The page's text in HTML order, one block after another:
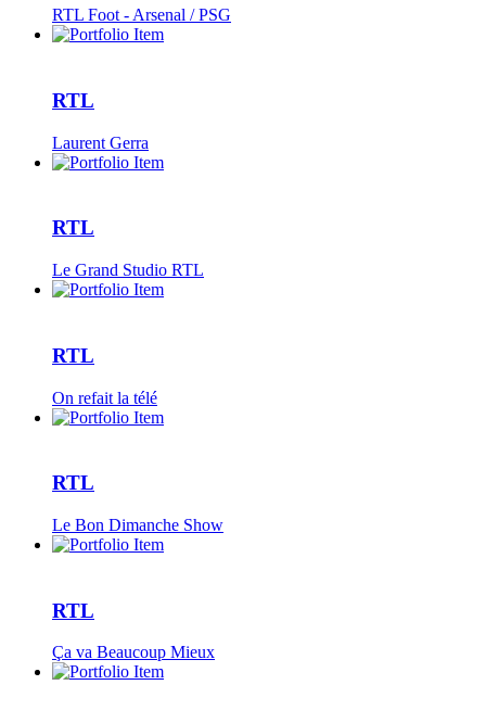
RTL Foot - Arsenal / PSG
RTL
Laurent Gerra
RTL
Le Grand Studio RTL
RTL
On refait la télé
RTL
Le Bon Dimanche Show
RTL
Ça va Beaucoup Mieux